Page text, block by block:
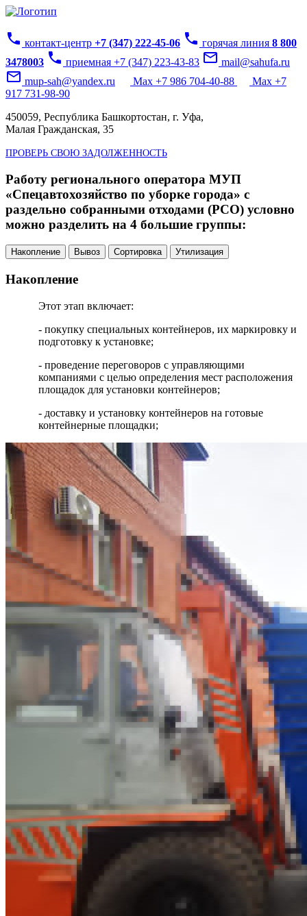
phone контакт-центр +7 (347) 222-45-06 phone горячая линия 8 800
3478003 phone приемная +7 (347) 223-43-83 mail_outline mail@sahufa.ru
mail_outline mup-sah@yandex.ru Max +7 986 704-40-88
Max +7
917 731-98-90
450059, Республика Башкортостан, г. Уфа,
Малая Гражданская, 35
ПРОВЕРЬ СВОЮ ЗАДОЛЖЕННОСТЬ
Работу регионального оператора МУП
«Спецавтохозяйство по уборке города» с
раздельно собранными отходами (РСО) условно
можно разделить на 4 большие группы:
Накопление Вывоз Сортировка Утилизация
Накопление
Этот этап включает:
- покупку специальных контейнеров, их маркировку и
подготовку к установке;
- проведение переговоров с управляющими
компаниями с целью определения мест расположения
площадок для установки контейнеров;
- доставку и установку контейнеров на готовые
контейнерные площадки;